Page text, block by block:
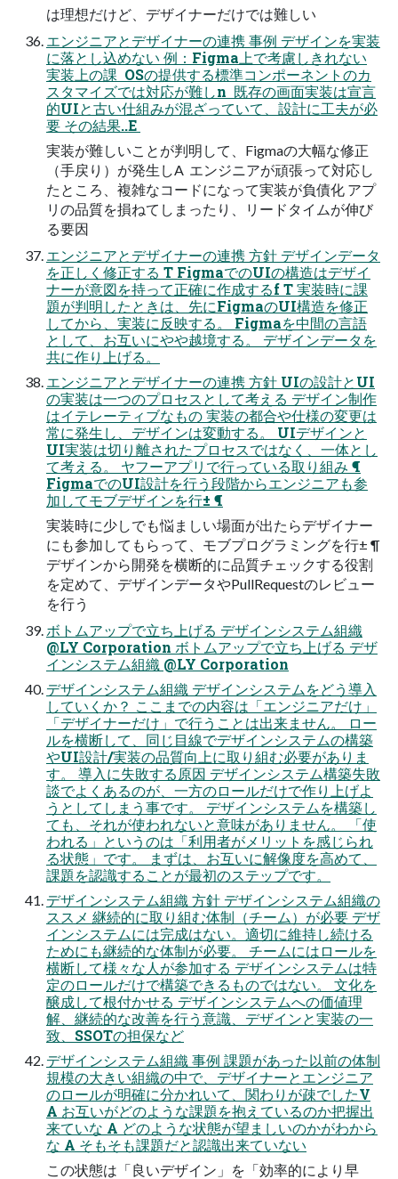
は理想だけど、デザイナーだけでは難しい
エンジニアとデザイナーの連携 事例 デザインを実装
に落とし込めない 例：Figma上で考慮しきれない
実装上の課  OSの提供する標準コンポーネントのカ
スタマイズでは対応が難しn  既存の画面実装は宣言
的UIと古い仕組みが混ざっていて、設計に工夫が必
要 その結果..E 
実装が難しいことが判明して、Figmaの大幅な修正
（手戻り）が発生しA  エンジニアが頑張って対応し
たところ、複雑なコードになって実装が負債化 アプ
リの品質を損ねてしまったり、リードタイムが伸び
る要因
エンジニアとデザイナーの連携 方針 デザインデータ
を正しく修正する T FigmaでのUIの構造はデザイ
ナーが意図を持って正確に作成するf T 実装時に課
題が判明したときは、先にFigmaのUI構造を修正
してから、実装に反映する。 Figmaを中間の言語
として、お互いにやや越境する。 デザインデータを
共に作り上げる。
エンジニアとデザイナーの連携 方針 UIの設計とUI
の実装は一つのプロセスとして考える デザイン制作
はイテレーティブなもの 実装の都合や仕様の変更は
常に発生し、デザインは変動する。 UIデザインと
UI実装は切り離されたプロセスではなく、一体とし
て考える。 ヤフーアプリで行っている取り組み ¶
FigmaでのUI設計を行う段階からエンジニアも参
加してモブデザインを行± ¶
実装時に少しでも悩ましい場面が出たらデザイナー
にも参加してもらって、モブプログラミングを行± ¶
デザインから開発を横断的に品質チェックする役割
を定めて、デザインデータやPullRequestのレビュー
を行う
ボトムアップで立ち上げる デザインシステム組織
@LY Corporation ボトムアップで立ち上げる デザ
インシステム組織 @LY Corporation
デザインシステム組織 デザインシステムをどう導入
していくか？ ここまでの内容は「エンジニアだけ」
「デザイナーだけ」で行うことは出来ません。 ロー
ルを横断して、同じ目線でデザインシステムの構築
やUI設計/実装の品質向上に取り組む必要がありま
す。 導入に失敗する原因 デザインシステム構築失敗
談でよくあるのが、一方のロールだけで作り上げよ
うとしてしまう事です。 デザインシステムを構築し
ても、それが使われないと意味がありません。 「使
われる」というのは「利用者がメリットを感じられ
る状態」です。 まずは、お互いに解像度を高めて、
課題を認識することが最初のステップです。
デザインシステム組織 方針 デザインシステム組織の
ススメ 継続的に取り組む体制（チーム）が必要 デザ
インシステムには完成はない。適切に維持し続ける
ためにも継続的な体制が必要。 チームにはロールを
横断して様々な人が参加する デザインシステムは特
定のロールだけで構築できるものではない。 文化を
醸成して根付かせる デザインシステムへの価値理
解、継続的な改善を行う意識、デザインと実装の一
致、SSOTの担保など
デザインシステム組織 事例 課題があった以前の体制
規模の大きい組織の中で、デザイナーとエンジニア
のロールが明確に分かれいて、関わりが疎でしたV
A お互いがどのような課題を抱えているのか把握出
来ていな A どのような状態が望ましいのかがわから
な A そもそも課題だと認識出来ていない
この状態は「良いデザイン」を「効率的により早